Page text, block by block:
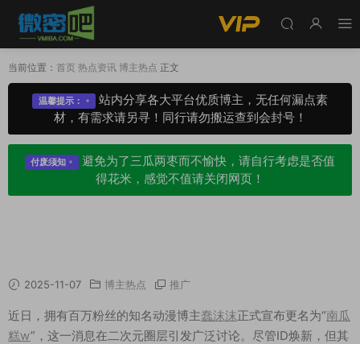
当前位置： 首页 热点资讯 博主热点 正文
温馨提示：
站内分享各大平台优质博主，无任何漏点素
材，有需求请另寻！同行请勿搬运查到会封号！
付废须知
避免为了三瓜两枣而不愉快，请自行考虑是否值
得花米，感觉不值请关闭网页！
2025-11-07 博主热点 推广
近日，拥有百万粉丝的知名动漫博主蠢沫沫正式宣布更名为“南瓜
糕w”，这一消息在二次元圈层引发广泛讨论。尽管ID焕新，但其